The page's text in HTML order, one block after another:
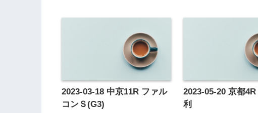
2023-03-18 中京11R ファル
コンＳ(G3)
2023-05-20 京都
利